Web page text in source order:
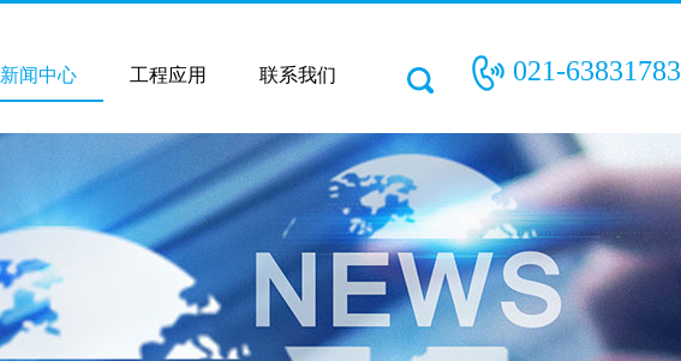
021-63831783
新闻中心 工程应用 联系我们